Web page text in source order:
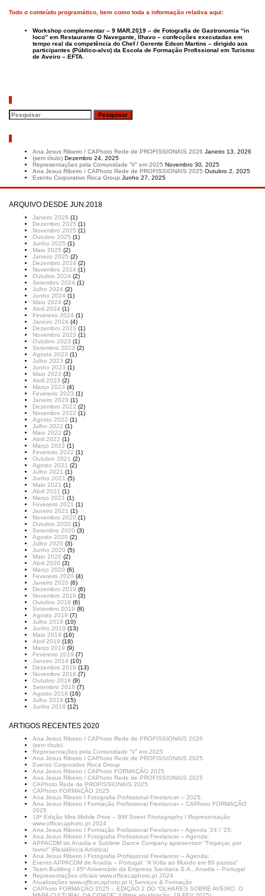
Todo o conteúdo programático, bem como toda a informação relativa aqui:
Workshop complementar – 9 MAR.2019 – de Fotografia de Gastronomia “in
loco” em Restaurante O Navegante, Ílhavo – confecções executadas em
tempo real da competência do Chef / Gerente Edson Martins – dirigido aos
participantes (Público-alvo) da Escola de Formação Profissional em Turismo
de Aveiro – EFTA.
Ana Jesus Ribeiro / CAPhoto Rede de PROFISSIONAIS 2026 Janeiro 13, 2026
(sem título) Dezembro 24, 2025
Representações pela Comunidade “V” em 2025 Novembro 30, 2025
Ana Jesus Ribeiro / CAPhoto Rede de PROFISSIONAIS 2025 Outubro 2, 2025
Evento Corporativo Roca Group Junho 27, 2025
ARQUIVO DESDE JUN.2018
Janeiro 2026 (1)
Dezembro 2025 (1)
Novembro 2025 (1)
Outubro 2025 (1)
Junho 2025 (1)
Maio 2025 (2)
Janeiro 2025 (2)
Dezembro 2024 (2)
Novembro 2024 (1)
Outubro 2024 (2)
Setembro 2024 (1)
Julho 2024 (2)
Junho 2024 (1)
Maio 2024 (2)
Abril 2024 (1)
Fevereiro 2024 (1)
Janeiro 2024 (4)
Dezembro 2023 (1)
Novembro 2023 (1)
Outubro 2023 (1)
Setembro 2023 (2)
Agosto 2023 (1)
Julho 2023 (2)
Junho 2023 (1)
Maio 2023 (3)
Abril 2023 (2)
Março 2023 (4)
Fevereiro 2023 (1)
Janeiro 2023 (1)
Dezembro 2022 (2)
Novembro 2022 (1)
Agosto 2022 (1)
Julho 2022 (1)
Maio 2022 (2)
Abril 2022 (1)
Março 2022 (1)
Fevereiro 2022 (1)
Outubro 2021 (2)
Agosto 2021 (2)
Julho 2021 (1)
Junho 2021 (5)
Maio 2021 (1)
Abril 2021 (1)
Março 2021 (1)
Fevereiro 2021 (1)
Janeiro 2021 (1)
Novembro 2020 (1)
Outubro 2020 (1)
Setembro 2020 (3)
Agosto 2020 (2)
Julho 2020 (3)
Junho 2020 (5)
Maio 2020 (2)
Abril 2020 (3)
Março 2020 (6)
Fevereiro 2020 (4)
Janeiro 2020 (6)
Dezembro 2019 (6)
Novembro 2019 (3)
Outubro 2019 (6)
Setembro 2019 (8)
Agosto 2019 (7)
Julho 2019 (10)
Junho 2019 (13)
Maio 2019 (16)
Abril 2019 (18)
Março 2019 (9)
Fevereiro 2019 (7)
Janeiro 2019 (10)
Dezembro 2018 (13)
Novembro 2018 (7)
Outubro 2018 (9)
Setembro 2018 (7)
Agosto 2018 (16)
Julho 2018 (15)
Junho 2018 (12)
ARTIGOS RECENTES 2020
Ana Jesus Ribeiro / CAPhoto Rede de PROFISSIONAIS 2026
(sem título)
Representações pela Comunidade “V” em 2025
Ana Jesus Ribeiro / CAPhoto Rede de PROFISSIONAIS 2025
Evento Corporativo Roca Group
Ana Jesus Ribeiro / CAPhoto FORMAÇÃO 2025
Ana Jesus Ribeiro / CAPhoto Rede de PROFISSIONAIS 2025
CAPhoto Rede de PROFISSIONAIS 2025
CAPhoto FORMAÇÃO 2025
Ana Jesus Ribeiro I Fotografia Profissional Freelancer – 2025:
Ana Jesus Ribeiro I Formação Profissional Freelancer – CAPhoto FORMAÇÃO
2025
18ª Edição Mira Mobile Prize – BW Street Photography I Representação
www.officecaphoto.pt 2024
Ana Jesus Ribeiro I Formação Profissional Freelancer – Agenda ’24 / ’25:
Ana Jesus Ribeiro I Fotografia Profissional Freelancer – Agenda:
APPACDM de Anadia e Sublime Dance Company apresentam “Tropeçar, por
favor!” (Residência Artística)
Ana Jesus Ribeiro I Fotografia Profissional Freelancer – Agenda:
Evento APPACDM de Anadia – Portugal: “A Volta ao Mundo em 80 passos”
Team Building / 45º Aniversário da Empresa Sanitana S.A., Anadia – Portugal
Representações oficiais www.officecaphoto.pt 2024
Atualizações www.officecaphoto.pt II Serviços & Formação
CAPhoto FORMAÇÃO 2025 – EDIÇÃO 2 DO “OLHARES SOBRE AVEIRO: O